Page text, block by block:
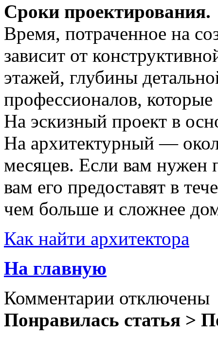
Сроки проектирования.
Время, потраченное на
зависит от
этажей, глубины
профессионалов, которые
На эскизный проект в
На архитектурный —
месяцев. Если вам нужен
вам его предоставят в
чем больше и сложнее
Как найти архитектора
На главную
Комментарии отключены
Понравилась статья >